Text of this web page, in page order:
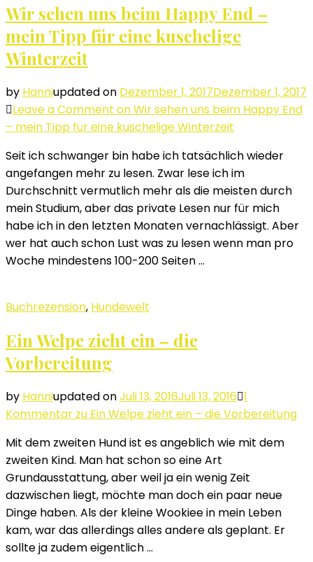
Wir sehen uns beim Happy End –
mein Tipp für eine kuschelige
Winterzeit
by Hanniupdated on Dezember 1, 2017Dezember 1, 2017
Leave a Comment on Wir sehen uns beim Happy End
– mein Tipp für eine kuschelige Winterzeit
Seit ich schwanger bin habe ich tatsächlich wieder
angefangen mehr zu lesen. Zwar lese ich im
Durchschnitt vermutlich mehr als die meisten durch
mein Studium, aber das private Lesen nur für mich
habe ich in den letzten Monaten vernachlässigt. Aber
wer hat auch schon Lust was zu lesen wenn man pro
Woche mindestens 100-200 Seiten …
Buchrezension, Hundewelt
Ein Welpe zieht ein – die
Vorbereitung
by Hanniupdated onJuli 13, 2016Juli 13, 2016 1
Kommentar zu Ein Welpe zieht ein – die Vorbereitung
Mit dem zweiten Hund ist es angeblich wie mit dem
zweiten Kind. Man hat schon so eine Art
Grundausstattung, aber weil ja ein wenig Zeit
dazwischen liegt, möchte man doch ein paar neue
Dinge haben. Als der kleine Wookiee in mein Leben
kam, war das allerdings alles andere als geplant. Er
sollte ja zudem eigentlich …